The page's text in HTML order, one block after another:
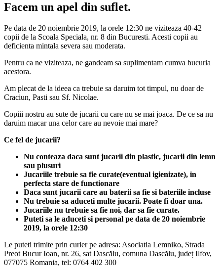
Facem un apel din suflet.
Pe data de 20 noiembrie 2019, la orele 12:30 ne viziteaza 40-42
copii de la Scoala Speciala, nr. 8 din Bucuresti. Acesti copii au
deficienta mintala severa sau moderata.
Pentru ca ne viziteaza, ne gandeam sa suplimentam cumva bucuria
acestora.
Am plecat de la ideea ca trebuie sa daruim tot timpul, nu doar de
Craciun, Pasti sau Sf. Nicolae.
Copiii nostru au sute de jucarii cu care nu se mai joaca. De ce sa nu
daruim macar una celor care au nevoie mai mare?
Ce fel de jucarii?
Nu conteaza daca sunt jucarii din plastic, jucarii din lemn
sau plusuri
Jucariile trebuie sa fie curate(eventual igienizate), in
perfecta stare de functionare
Daca sunt jucarii care au baterii sa fie si bateriile incluse
Nu trebuie sa aduceti multe jucarii. Poate fi doar una.
Jucariile nu trebuie sa fie noi, dar sa fie curate.
Puteti sa le aduceti si personal pe data de 20 noiembrie
2019, la orele 12:30
Le puteti trimite prin curier pe adresa: Asociatia Lemniko, Strada
Preot Bucur Ioan, nr. 26, sat Dascălu, comuna Dascălu, județ Ilfov,
077075 Romania, tel: 0764 402 300